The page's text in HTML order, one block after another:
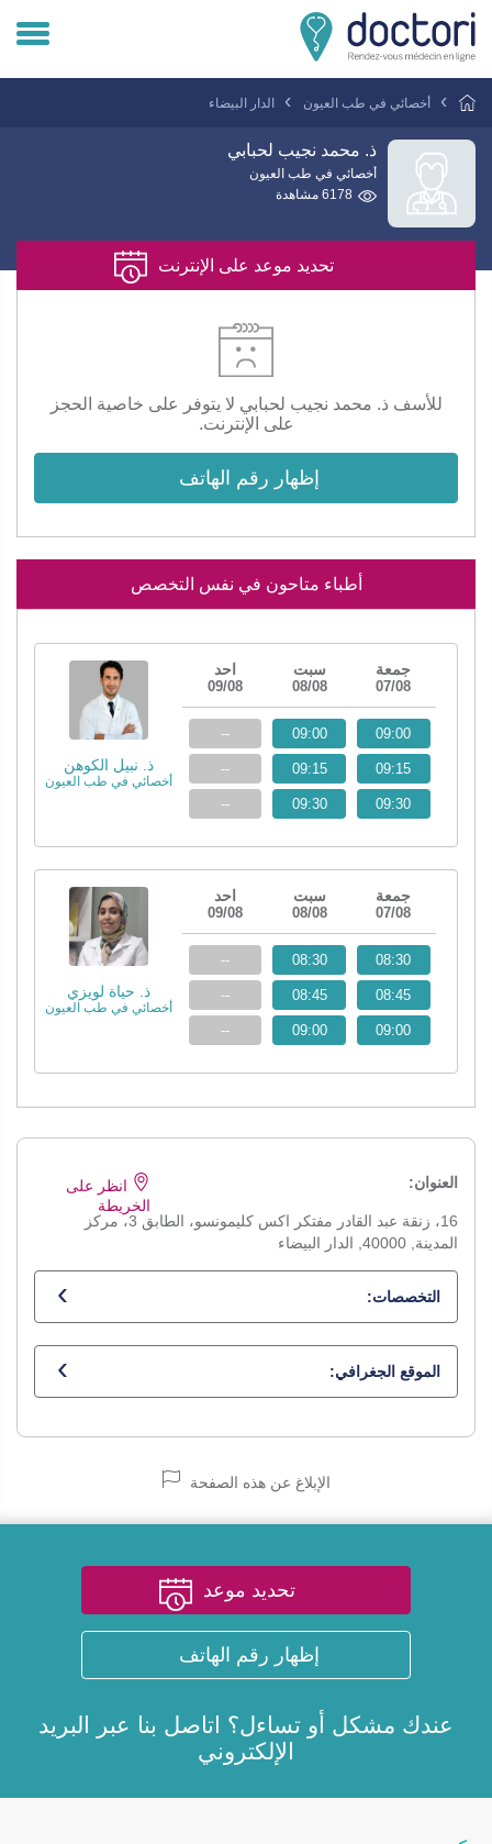
تسجيل دخول المريض
تسجيل دخول الطبيب
أخصائي في طب العيون الدار البيضاء
ذ. محمد نجيب لحبابي
أخصائي في طب العيون
6178 مشاهدة
تحديد موعد على الإنترنت
للأسف ذ. محمد نجيب لحبابي لا يتوفر على خاصية الحجز
على الإنترنت.
إظهار رقم الهاتف
أطباء متاحون في نفس التخصص
ذ. نبيل الكوهن
أخصائي في طب العيون
جمعة
07/08
سبت
08/08
احد
09/08
09:00
09:15
09:30
09:00
09:15
09:30
--
--
--
ذ. حياة لويزي
أخصائي في طب العيون
جمعة
07/08
سبت
08/08
احد
09/08
08:30
08:45
09:00
08:30
08:45
09:00
--
--
--
العنوان:
16، زنقة عبد القادر مفتكر اكس كليمونسو، الطابق 3، مركز
المدينة, 40000, الدار البيضاء
انظر على
الخريطة
التخصصات:
أخصائي في طب العيون
الموقع الجغرافي:
الإبلاغ عن هذه الصفحة
تحديد موعد
إظهار رقم الهاتف
عندك مشكل أو تساءل؟ اتاصل بنا عبر
البريد
الإلكتروني